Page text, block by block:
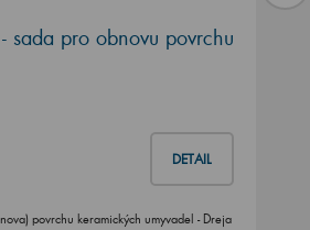
sada pro obnovu povrchu
DETAIL
povrchu keramických umyvadel - Dreja